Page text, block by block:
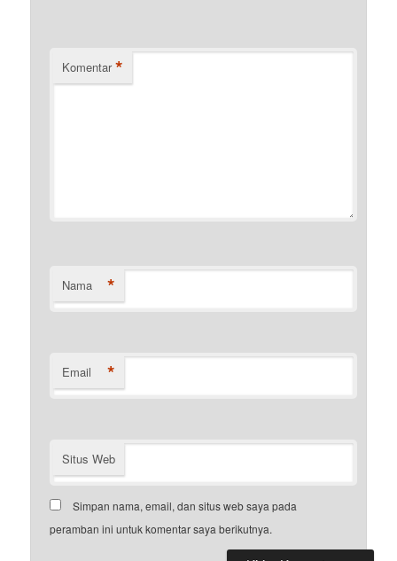
Komentar *
Nama *
Email *
Situs Web
Simpan nama, email, dan situs web saya pada
peramban ini untuk komentar saya berikutnya.